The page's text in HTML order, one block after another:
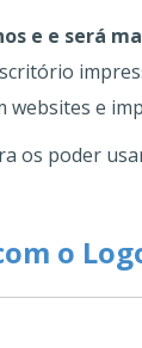
e e será
e
os poder
o